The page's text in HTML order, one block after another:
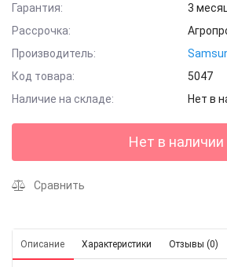
Гарантия:
3
Рассрочка:
Производитель:
Код товара:
5047
Наличие на складе:
Нет в
Нет в наличии
Сравнить
Описание Характеристики Отзывы (0)